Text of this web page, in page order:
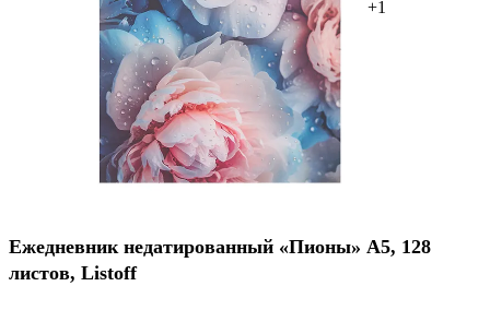
+1
Ежедневник недатированный «Пионы» А5, 128
листов, Listoff